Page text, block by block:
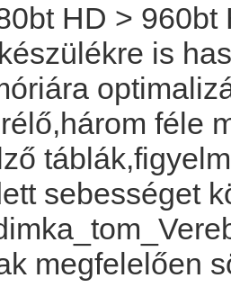
HD >
is
féle
sebességet
megfelelően